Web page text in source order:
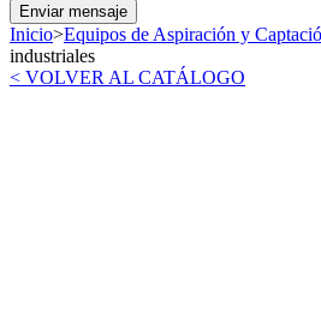
Enviar mensaje
Inicio>Equipos de Aspiración y
industriales
< VOLVER AL CATÁLOGO